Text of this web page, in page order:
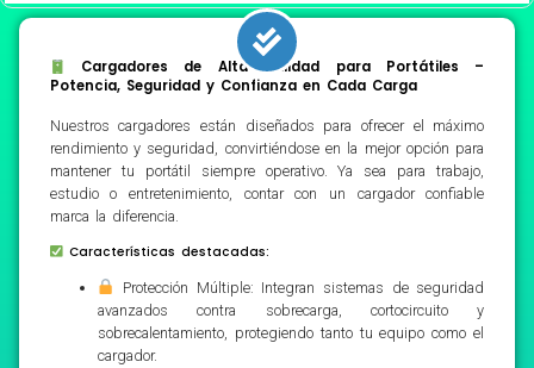
Cargadores de Alta Calidad para Portátiles –
Potencia, Seguridad y Confianza en Cada Carga
Nuestros cargadores están diseñados para ofrecer el máximo
rendimiento y seguridad, convirtiéndose en la mejor opción para
mantener tu portátil siempre operativo. Ya sea para trabajo,
estudio o entretenimiento, contar con un cargador confiable
marca la diferencia.
Características destacadas:
Protección Múltiple: Integran sistemas de seguridad
avanzados contra sobrecarga, cortocircuito y
sobrecalentamiento, protegiendo tanto tu equipo como el
cargador.